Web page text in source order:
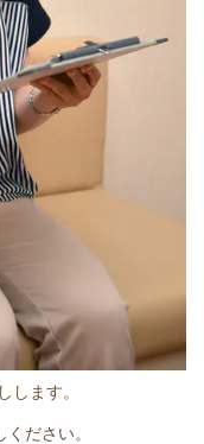
します。
ださい。